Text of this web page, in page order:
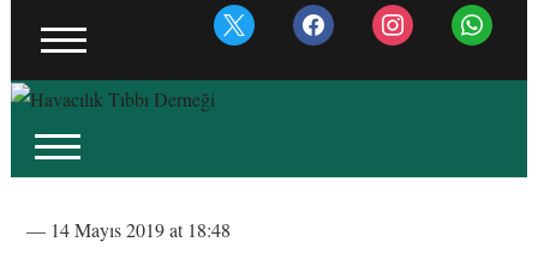
x facebook instagram whatsapp
— 14 Mayıs 2019 at 18:48